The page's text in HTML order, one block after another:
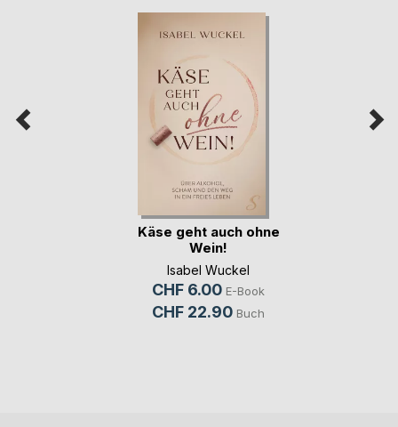
Käse geht auch ohne
Wein!
Isabel Wuckel
CHF 6.00 E-Book
CHF 22.90 Buch